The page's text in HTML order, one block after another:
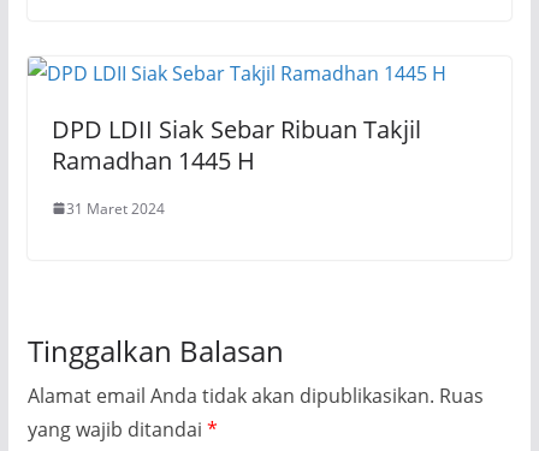
DPD LDII Siak Sebar Ribuan Takjil
Ramadhan 1445 H
31 Maret 2024
Tinggalkan Balasan
Alamat email Anda tidak akan dipublikasikan. Ruas
yang wajib ditandai *